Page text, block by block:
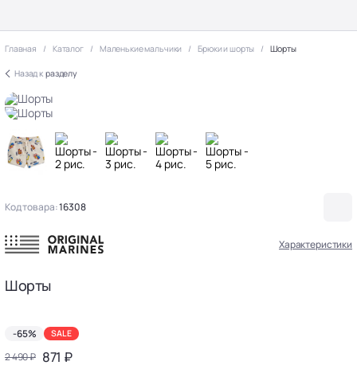
Главная Каталог Маленькие мальчики Брюки и шорты Шорты
Назад к разделу
Код товара:16308
Характеристики
Шорты
-65% SALE
2 490 ₽ 871 ₽